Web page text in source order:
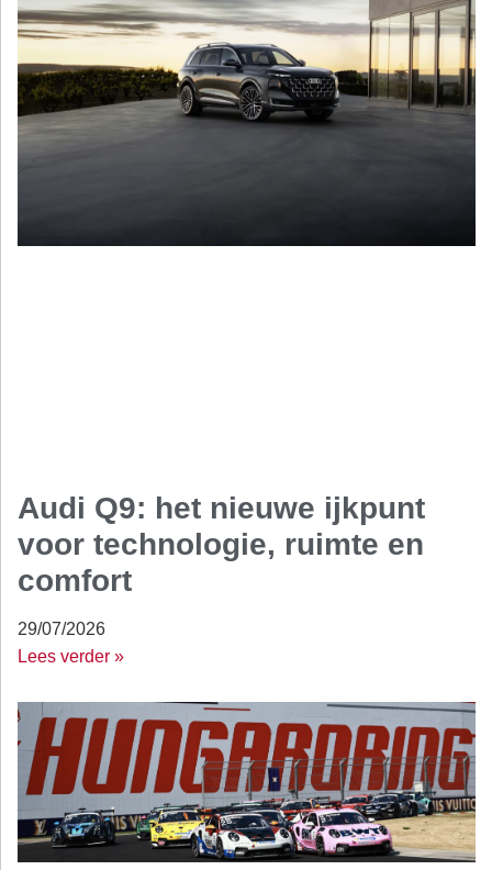
Audi Q9: het nieuwe ijkpunt
voor technologie, ruimte en
comfort
29/07/2026
Lees verder »